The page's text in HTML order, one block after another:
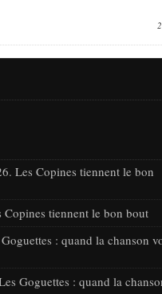
Les Copines tiennent le bon
Copines tiennent le bon bout
: quand la chanson
Goguettes : quand la